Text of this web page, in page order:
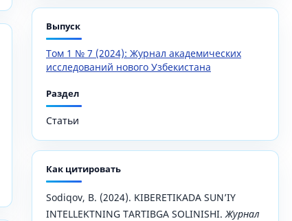
Выпуск
Том 1 № 7 (2024): Журнал академических
исследований нового Узбекистана
Раздел
Статьи
Как цитировать
Sodiqov, B. (2024). KIBERETIKADA SUN’IY
INTELLEKTNING TARTIBGA SOLINISHI.Журнал